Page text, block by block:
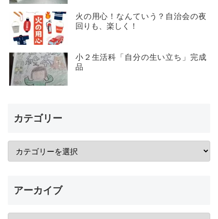
火の用心！なんていう？自治会の夜
回りも、楽しく！
小２生活科「自分の生い立ち」完成
品
カテゴリー
アーカイブ